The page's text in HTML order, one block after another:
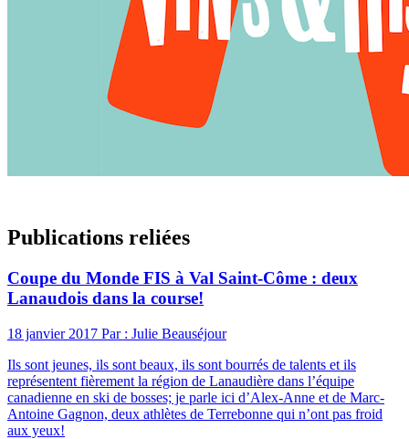
Publications reliées
Coupe du Monde FIS à Val Saint-Côme : deux
Lanaudois dans la course!
18 janvier 2017 Par : Julie Beauséjour
Ils sont jeunes, ils sont beaux, ils sont bourrés de talents et ils
représentent fièrement la région de Lanaudière dans l’équipe
canadienne en ski de bosses; je parle ici d’Alex-Anne et de Marc-
Antoine Gagnon, deux athlètes de Terrebonne qui n’ont pas froid
aux yeux!